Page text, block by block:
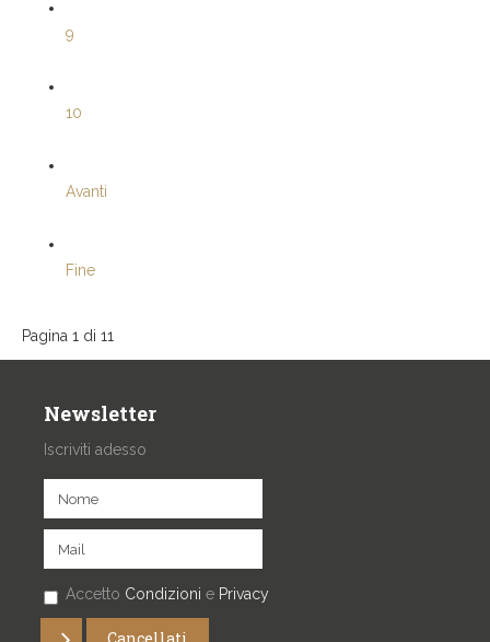
9
10
Avanti
Fine
Pagina 1 di 11
Newsletter
Iscriviti adesso
Accetto Condizioni e Privacy